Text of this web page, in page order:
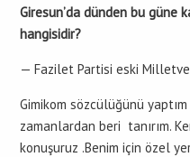
Giresun’da dünden bu güne
hangisidir?
— Fazilet Partisi eski
Gimikom sözcülüğünü
zamanlardan beri tanırım.
konuşuruz .Benim için özel